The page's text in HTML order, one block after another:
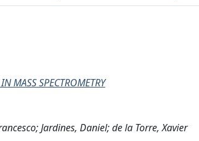
MASS SPECTROMETRY
Jardines, Daniel; de la Torre, Xavier